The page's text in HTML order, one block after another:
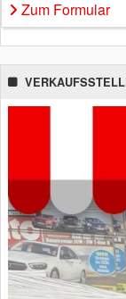
Zum Formular